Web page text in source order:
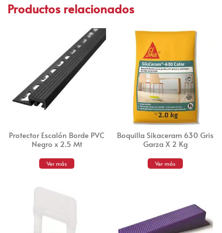
Productos relacionados
Protector Escalón Borde PVC
Negro x 2.5 Mt
Ver más
Boquilla Sikaceram 630 Gris
Garza X 2 Kg
Ver más